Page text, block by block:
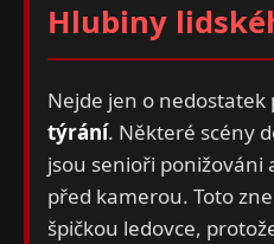
Hlubiny
Nejde jen o nedostatek
týrání. Některé scény
jsou senioři ponižováni
před kamerou. Toto
špičkou ledovce,